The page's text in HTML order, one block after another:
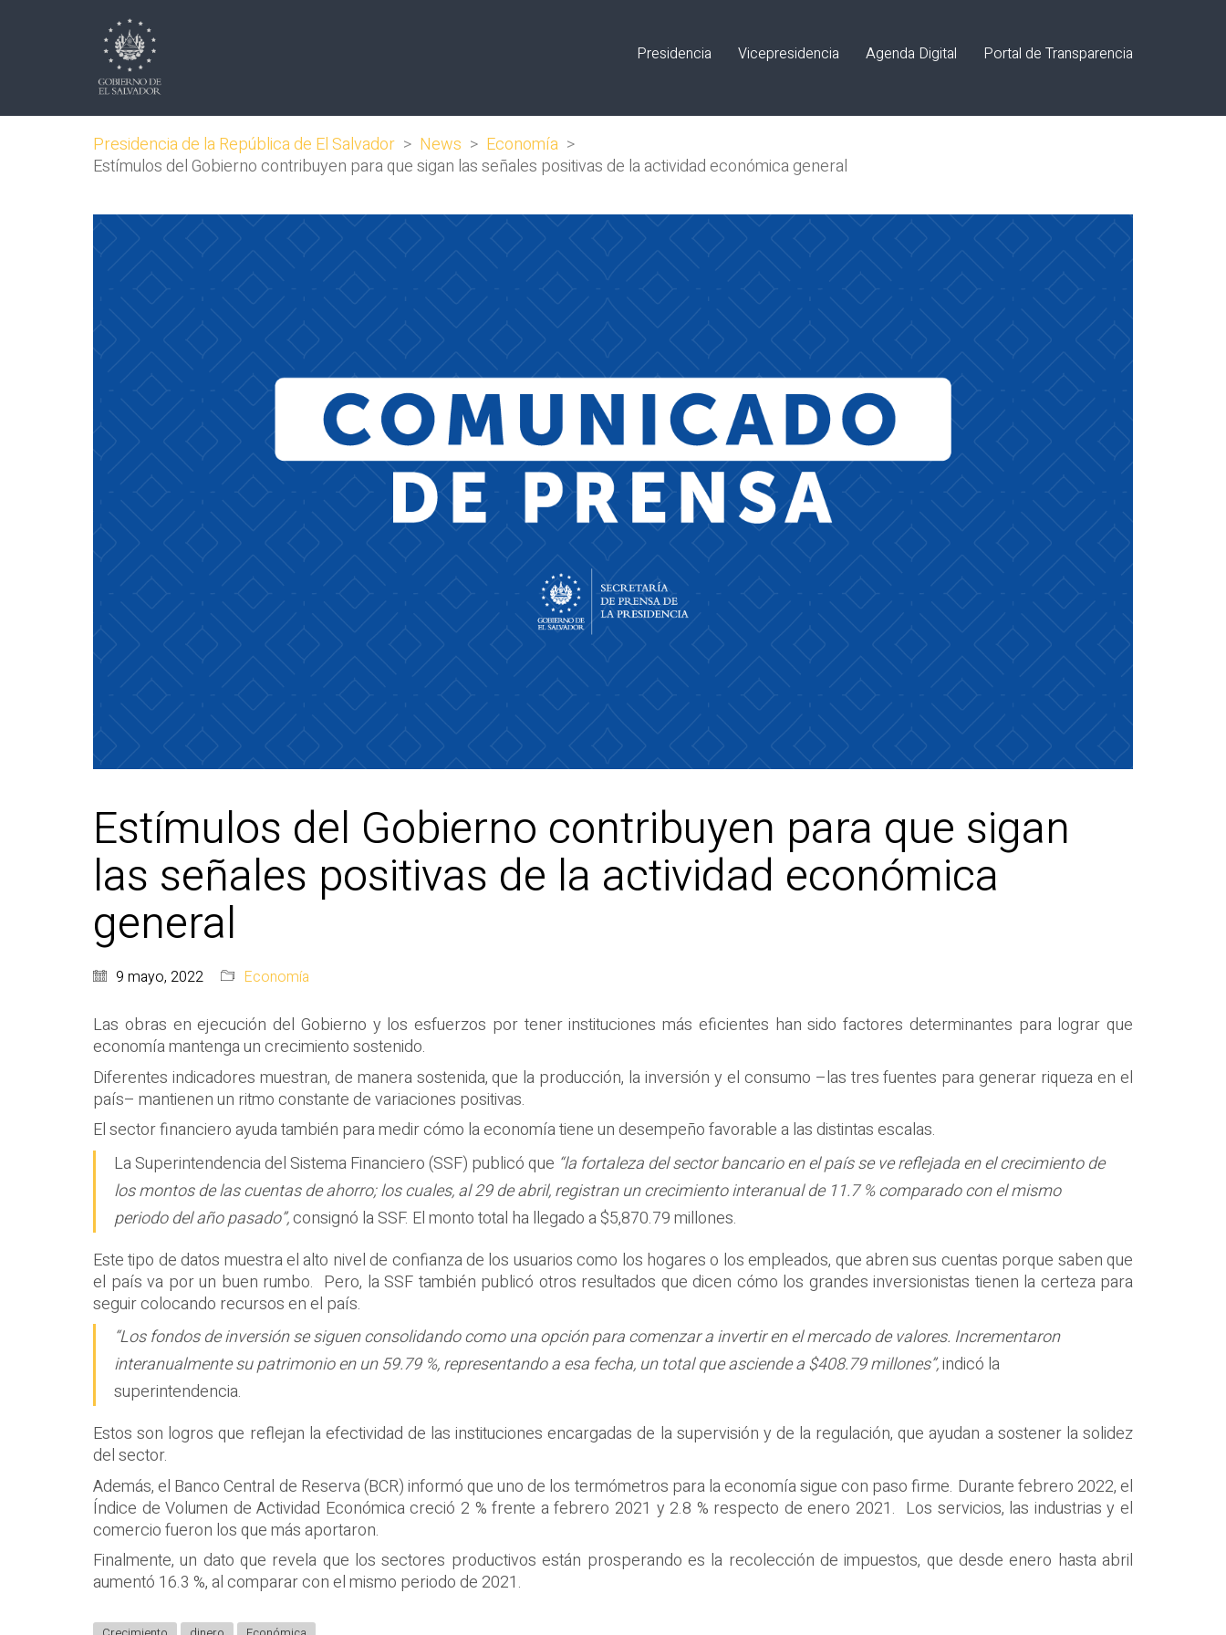
Presidencia Vicepresidencia Agenda Digital Portal de Transparencia
Presidencia de la República de El Salvador > News > Economía >
Estímulos del Gobierno contribuyen para que sigan las señales positivas de la actividad económica general
Estímulos del Gobierno contribuyen para que sigan
las señales positivas de la actividad económica
general
9 mayo, 2022 Economía
Las obras en ejecución del Gobierno y los esfuerzos por tener instituciones más eficientes han sido factores determinantes para lograr que
economía mantenga un crecimiento sostenido.
Diferentes indicadores muestran, de manera sostenida, que la producción, la inversión y el consumo –las tres fuentes para generar riqueza en el
país– mantienen un ritmo constante de variaciones positivas.
El sector financiero ayuda también para medir cómo la economía tiene un desempeño favorable a las distintas escalas.
La Superintendencia del Sistema Financiero (SSF) publicó que “la fortaleza del sector bancario en el país se ve reflejada en el crecimiento de
los montos de las cuentas de ahorro; los cuales, al 29 de abril, registran un crecimiento interanual de 11.7 % comparado con el mismo
periodo del año pasado”,consignó la SSF. El monto total ha llegado a $5,870.79 millones.
Este tipo de datos muestra el alto nivel de confianza de los usuarios como los hogares o los empleados, que abren sus cuentas porque saben que
el país va por un buen rumbo. Pero, la SSF también publicó otros resultados que dicen cómo los grandes inversionistas tienen la certeza para
seguir colocando recursos en el país.
“Los fondos de inversión se siguen consolidando como una opción para comenzar a invertir en el mercado de valores. Incrementaron
interanualmente su patrimonio en un 59.79 %, representando a esa fecha, un total que asciende a $408.79 millones”,indicó la
superintendencia.
Estos son logros que reflejan la efectividad de las instituciones encargadas de la supervisión y de la regulación, que ayudan a sostener la solidez
del sector.
Además, el Banco Central de Reserva (BCR) informó que uno de los termómetros para la economía sigue con paso firme. Durante febrero 2022, el
Índice de Volumen de Actividad Económica creció 2 % frente a febrero 2021 y 2.8 % respecto de enero 2021. Los servicios, las industrias y el
comercio fueron los que más aportaron.
Finalmente, un dato que revela que los sectores productivos están prosperando es la recolección de impuestos, que desde enero hasta abril
aumentó 16.3 %, al comparar con el mismo periodo de 2021.